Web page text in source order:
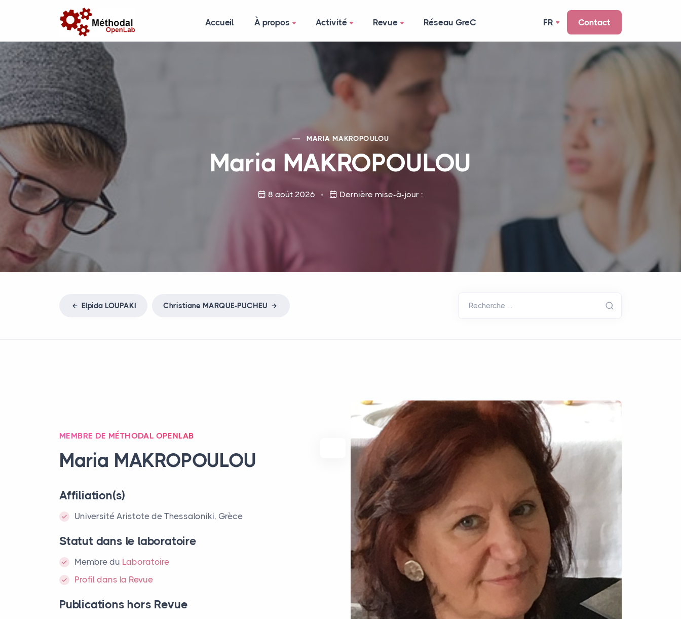
Accueil À propos Activité Revue Réseau GreC FR Contact
MARIA MAKROPOULOU
Maria MAKROPOULOU
8 août 2026 Dernière mise-à-jour :
Elpida LOUPAKI Christiane MARQUE-PUCHEU Recherche …
MEMBRE DE MÉTHODAL OPENLAB
Maria MAKROPOULOU
Affiliation(s)
Université Aristote de Thessaloniki, Grèce
Statut dans le laboratoire
Membre du Laboratoire
Profil dans la Revue
Publications hors Revue